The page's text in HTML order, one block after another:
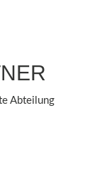
Abteilung